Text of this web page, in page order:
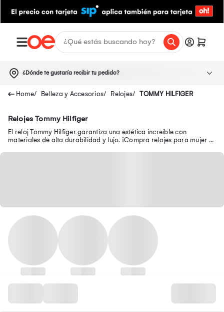
¿Dónde te gustaría recibir tu pedido?
Belleza y Accesorios Relojes TOMMY HILFIGER
Relojes Tommy Hilfiger
El reloj Tommy Hilfiger garantiza una estética increíble con
materiales de alta durabilidad y lujo. ¡Compra relojes para mujer y